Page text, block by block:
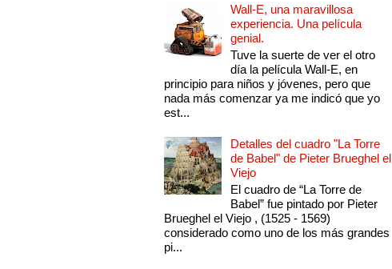
Wall-E, una maravillosa
experiencia. Una película
genial.
Tuve la suerte de ver el otro
día la película Wall-E, en
principio para niños y jóvenes, pero que
nada más comenzar ya me indicó que yo
est...
Detalles del cuadro "La Torre
de Babel" de Pieter Brueghel el
Viejo
El cuadro de “La Torre de
Babel” fue pintado por Pieter
Brueghel el Viejo , (1525 - 1569)
considerado como uno de los más grandes
pi...